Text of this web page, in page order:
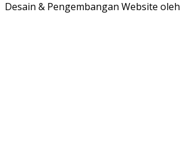
Desain & Pengembangan Website oleh